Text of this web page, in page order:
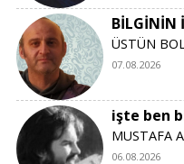
BİLGİNİN
ÜSTÜN
07.08.2026
işte ben
MUSTAFA
06.08.2026